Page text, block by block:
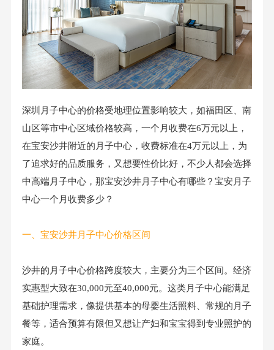
深圳月子中心的价格受地理位置影响较大，如福田区、南
山区等市中心区域价格较高，一个月收费在6万元以上，
在宝安沙井附近的月子中心，收费标准在4万元以上，为
了追求好的品质服务，又想要性价比好，不少人都会选择
中高端月子中心，那宝安沙井月子中心有哪些？宝安月子
中心一个月收费多少？
一、宝安沙井月子中心价格区间
沙井的月子中心价格跨度较大，主要分为三个区间。经济
实惠型大致在30,000元至40,000元。这类月子中心能满足
基础护理需求，像提供基本的母婴生活照料、常规的月子
餐等，适合预算有限但又想让产妇和宝宝得到专业照护的
家庭。